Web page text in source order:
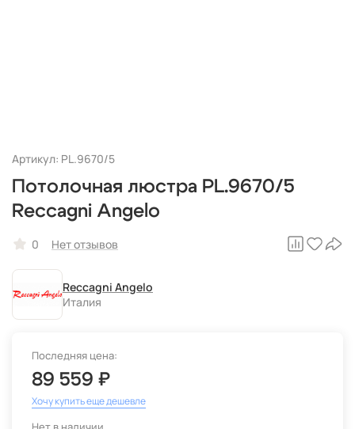
Артикул: PL.9670/5
Потолочная люстра PL.9670/5
Reccagni Angelo
0 Нет отзывов
Reccagni Angelo
Италия
Последняя цена:
89 559 ₽
Хочу купить еще дешевле